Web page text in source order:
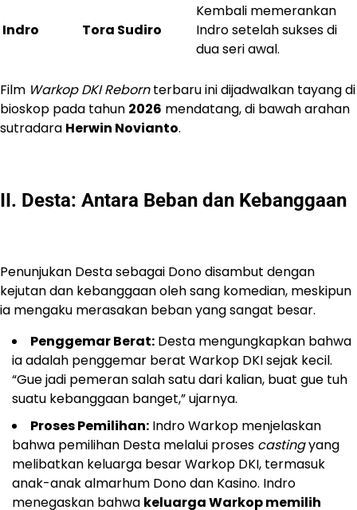
Indro Tora Sudiro
Kembali memerankan
Indro setelah sukses di
dua seri awal.
Film Warkop DKI Rebornterbaru ini dijadwalkan tayang di
bioskop pada tahun 2026 mendatang, di bawah arahan
sutradara Herwin Novianto.
II. Desta: Antara Beban dan Kebanggaan
Penunjukan Desta sebagai Dono disambut dengan
kejutan dan kebanggaan oleh sang komedian, meskipun
ia mengaku merasakan beban yang sangat besar.
Penggemar Berat: Desta mengungkapkan bahwa
ia adalah penggemar berat Warkop DKI sejak kecil.
“Gue jadi pemeran salah satu dari kalian, buat gue tuh
suatu kebanggaan banget,” ujarnya.
Proses Pemilihan: Indro Warkop menjelaskan
bahwa pemilihan Desta melalui proses castingyang
melibatkan keluarga besar Warkop DKI, termasuk
anak-anak almarhum Dono dan Kasino. Indro
menegaskan bahwa keluarga Warkop memilih